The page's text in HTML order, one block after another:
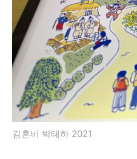
김혼비 박태하 2021